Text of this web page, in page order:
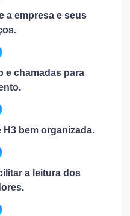
a empresa e seus
e chamadas para
H3 bem organizada.
a leitura dos